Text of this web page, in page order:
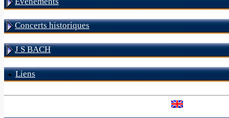
Concerts historiques
J S BACH
Liens